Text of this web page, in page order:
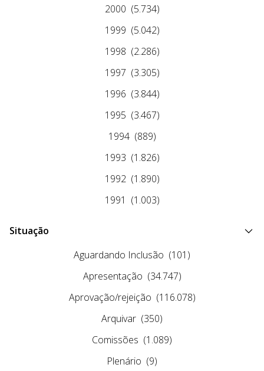
2000 (5.734)
1999 (5.042)
1998 (2.286)
1997 (3.305)
1996 (3.844)
1995 (3.467)
1994 (889)
1993 (1.826)
1992 (1.890)
1991 (1.003)
Situação
Aguardando Inclusão (101)
Apresentação (34.747)
Aprovação/rejeição (116.078)
Arquivar (350)
Comissões (1.089)
Plenário (9)